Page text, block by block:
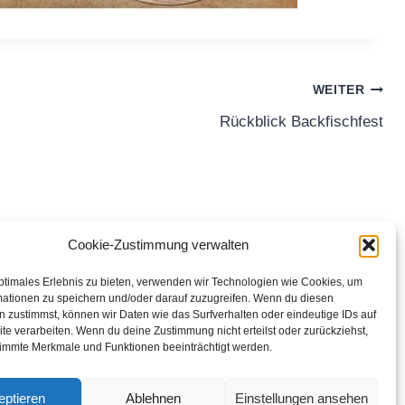
Cookie-Zustimmung verwalten
Erlebnis zu bieten, verwenden wir Technologien wie Cookies, um
zu speichern und/oder darauf zuzugreifen. Wenn du diesen
zustimmst, können wir Daten wie das Surfverhalten oder eindeutige IDs auf
verarbeiten. Wenn du deine Zustimmung nicht erteilst oder zurückziehst,
Merkmale und Funktionen beeinträchtigt werden.
Ablehnen Einstellungen ansehen
WEITER
Rückblick Backfischfest
Impressum Datenschutzerklärung
Kontakt
Cookie-Richtlinie (EU)